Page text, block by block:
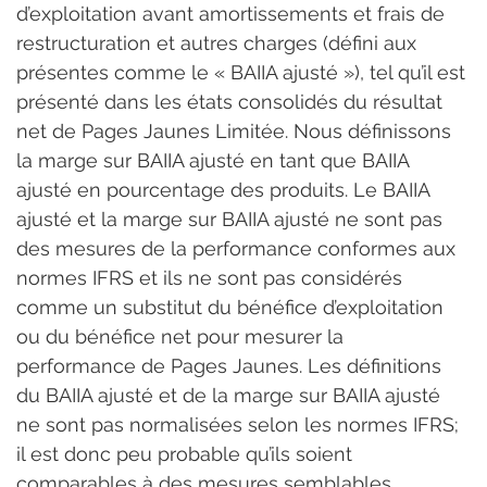
d’exploitation avant amortissements et frais de
restructuration et autres charges (défini aux
présentes comme le « BAIIA ajusté »), tel qu’il est
présenté dans les états consolidés du résultat
net de Pages Jaunes Limitée. Nous définissons
la marge sur BAIIA ajusté en tant que BAIIA
ajusté en pourcentage des produits. Le BAIIA
ajusté et la marge sur BAIIA ajusté ne sont pas
des mesures de la performance conformes aux
normes IFRS et ils ne sont pas considérés
comme un substitut du bénéfice d’exploitation
ou du bénéfice net pour mesurer la
performance de Pages Jaunes. Les définitions
du BAIIA ajusté et de la marge sur BAIIA ajusté
ne sont pas normalisées selon les normes IFRS;
il est donc peu probable qu’ils soient